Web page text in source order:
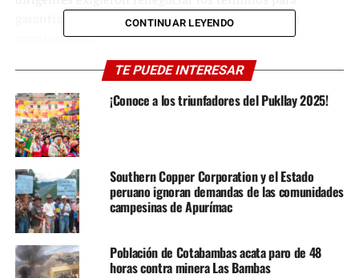
garantizar un impacto positivo y sostenible en las
comunidades.
El limitado presupuesto asignado a Cotabambas fue
motivo de fuertes críticas.
La población demanda una redistribución justa que
permita atender prioridades en infraestructura, salud y
educación, sectores clave donde la provincia muestra
carencias significativas.
CONTINUAR LEYENDO
TE PUEDE INTERESAR
¡Conoce a los triunfadores del Pukllay 2025!
Southern Copper Corporation y el Estado
peruano ignoran demandas de las comunidades
campesinas de Apurímac
Población de Cotabambas acata paro de 48
horas contra minera Las Bambas